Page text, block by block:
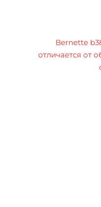
Bernette
отличается от